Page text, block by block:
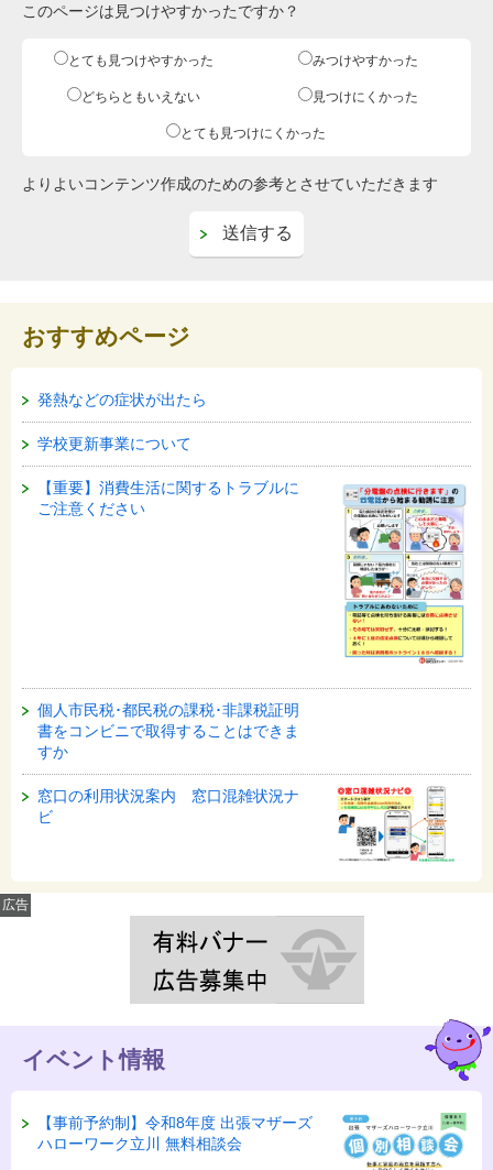
このページは見つけやすかったですか？
とても見つけやすかった みつけやすかった
どちらともいえない 見つけにくかった
とても見つけにくかった
よりよいコンテンツ作成のための参考とさせていただきます
おすすめページ
発熱などの症状が出たら
学校更新事業について
【重要】消費生活に関するトラブルに
ご注意ください
個人市民税･都民税の課税･非課税証明
書をコンビニで取得することはできま
すか
窓口の利用状況案内 窓口混雑状況ナ
ビ
広告
イベント情報
【事前予約制】令和8年度 出張マザーズ
ハローワーク立川 無料相談会